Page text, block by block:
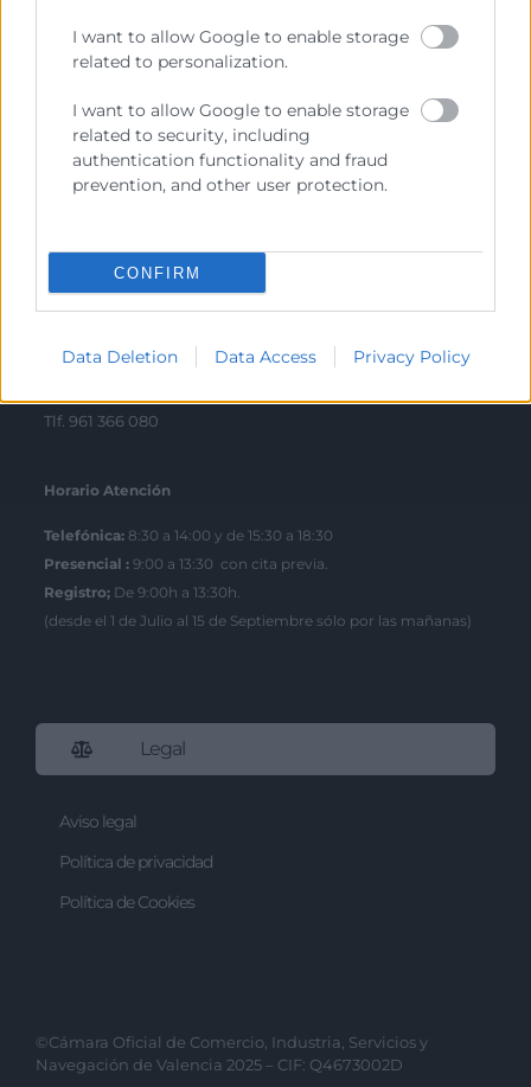
I want to allow Google to enable storage
related to personalization.
I want to allow Google to enable storage
related to security, including
authentication functionality and fraud
prevention, and other user protection.
CONFIRM
Data Deletion Data Access Privacy Policy
Contacto
Sede Central
Tlf. 963 103 900
Benjamín Franklin, 8 – 46980
Tlf. 961 366 080
Horario Atención
Telefónica: 8:30 a 14:00 y de 15:30 a 18:30
Presencial : 9:00 a 13:30 con cita previa.
Registro; De 9:00h a 13:30h.
(desde el 1 de Julio al 15 de Septiembre sólo por las mañanas)
Legal
Aviso legal
Política de privacidad
Política de Cookies
©Cámara Oficial de Comercio, Industria, Servicios y
Navegación de Valencia 2025 – CIF: Q4673002D